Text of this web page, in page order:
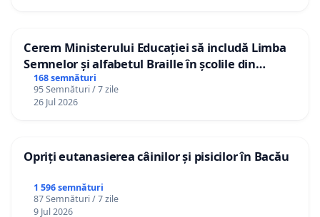
Cerem Ministerului Educației să includă Limba
Semnelor și alfabetul Braille în școlile din
Republica Moldova!
168 semnături
95 Semnături / 7 zile
26 Jul 2026
Opriți eutanasierea câinilor și pisicilor în Bacău
1 596 semnături
87 Semnături / 7 zile
9 Jul 2026